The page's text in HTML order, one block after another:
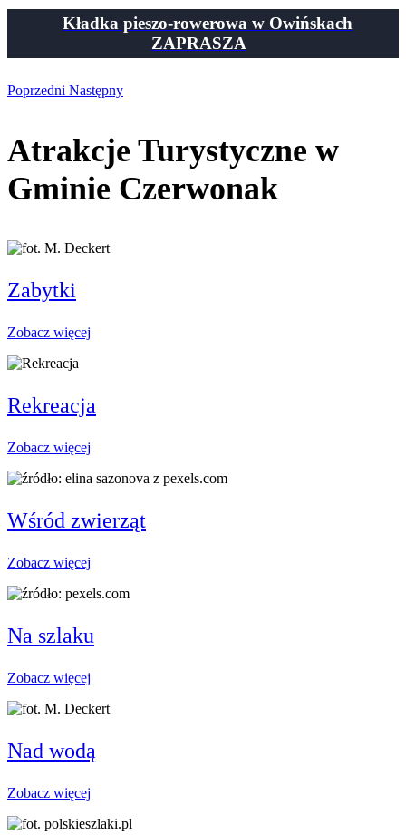
Kładka pieszo-rowerowa w Owińskach
ZAPRASZA
Poprzedni Następny
Atrakcje Turystyczne w
Gminie Czerwonak
Zabytki
Zobacz więcej
Rekreacja
Zobacz więcej
Wśród zwierząt
Zobacz więcej
Na szlaku
Zobacz więcej
Nad wodą
Zobacz więcej